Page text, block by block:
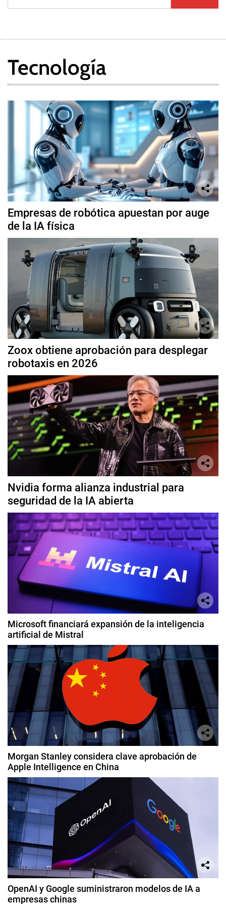
Tecnología
Empresas de robótica apuestan por auge
de la IA física
Zoox obtiene aprobación para desplegar
robotaxis en 2026
Nvidia forma alianza industrial para
seguridad de la IA abierta
Microsoft financiará expansión de la inteligencia
artificial de Mistral
Morgan Stanley considera clave aprobación de
Apple Intelligence en China
OpenAI y Google suministraron modelos de IA a
empresas chinas